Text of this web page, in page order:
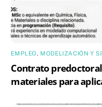
EMPLEO, MODELIZACIÓN Y
Contrato
materiales para